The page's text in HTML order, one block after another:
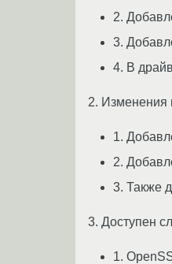
2.
3.
4. В
2. Изменения
1.
2.
3. Также
3. Доступен
1.